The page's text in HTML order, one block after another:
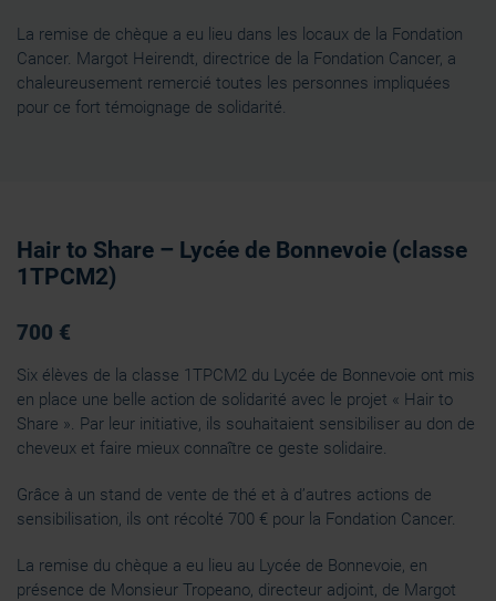
La remise de chèque a eu lieu dans les locaux de la Fondation
Cancer. Margot Heirendt, directrice de la Fondation Cancer, a
chaleureusement remercié toutes les personnes impliquées
pour ce fort témoignage de solidarité.
Hair to Share – Lycée de Bonnevoie (classe
1TPCM2)
700 €
Six élèves de la classe 1TPCM2 du Lycée de Bonnevoie ont mis
en place une belle action de solidarité avec le projet « Hair to
Share ». Par leur initiative, ils souhaitaient sensibiliser au don de
cheveux et faire mieux connaître ce geste solidaire.
Grâce à un stand de vente de thé et à d’autres actions de
sensibilisation, ils ont récolté 700 € pour la Fondation Cancer.
La remise du chèque a eu lieu au Lycée de Bonnevoie, en
présence de Monsieur Tropeano, directeur adjoint, de Margot